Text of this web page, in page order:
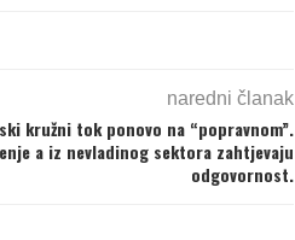
naredni članak
kružni tok ponovo na “popravnom”.
a iz nevladinog sektora zahtjevaju
odgovornost.